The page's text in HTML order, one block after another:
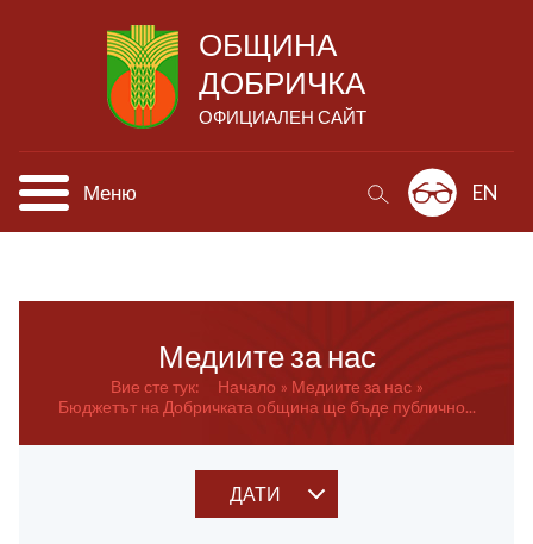
ОБЩИНА
ДОБРИЧКА
ОФИЦИАЛЕН САЙТ
Меню EN
Медиите за нас
Вие сте тук: Начало
Медиите за нас
Бюджетът на Добричката община ще бъде публично...
ДАТИ